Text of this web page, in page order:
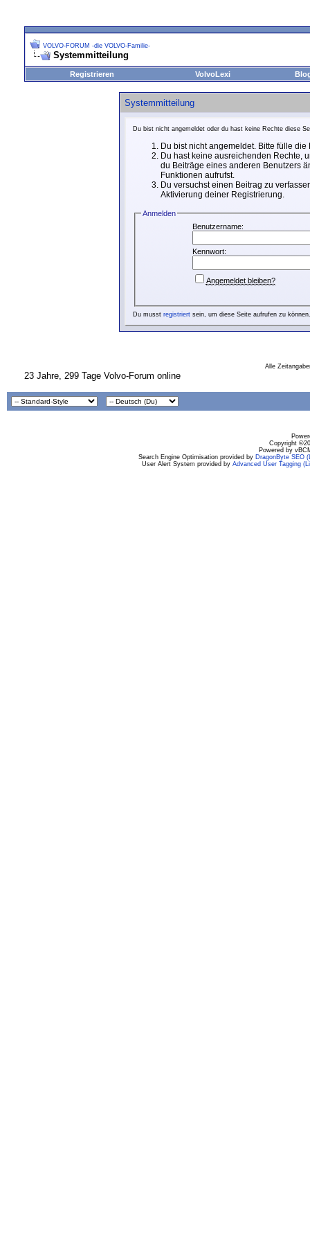
VOLVO-FORUM -die VOLVO-Familie-
Systemmitteilung
Registrieren VolvoLexi
Systemmitteilung
Du bist nicht angemeldet oder du hast keine Rechte diese
Du bist nicht angemeldet. Bitte fülle
Du hast keine ausreichenden Rechte,
du Beiträge eines anderen Benutzers
Funktionen aufrufst.
Du versuchst einen Beitrag zu
Aktivierung deiner Registrierung.
Anmelden
Benutzername:
Kennwort:
Angemeldet bleiben?
Du musst registriertsein, um diese Seite aufrufen zu können.
Alle
23 Jahre, 299 Tage Volvo-Forum online
Copyright
Powered by
Search Engine Optimisation provided by DragonByte SEO
User Alert System provided by Advanced User Tagging